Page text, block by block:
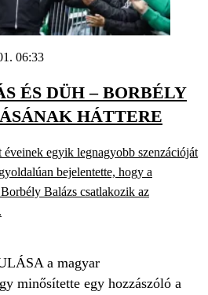
06:33
ÉS DÜH – BORBÉLY
HÁTTERE
egyik legnagyobb szenzációját
bejelentette, hogy a
Balázs csatlakozik az
a magyar
minősítette egy hozzászóló a